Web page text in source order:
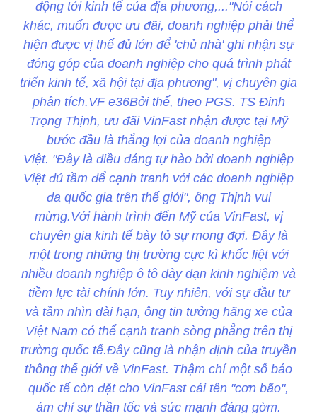
động tới kinh tế của địa phương,..."Nói cách
khác, muốn được ưu đãi, doanh nghiệp phải thể
hiện được vị thế đủ lớn để 'chủ nhà' ghi nhận sự
đóng góp của doanh nghiệp cho quá trình phát
triển kinh tế, xã hội tại địa phương", vị chuyên gia
phân tích.VF e36Bởi thế, theo PGS. TS Đinh
Trọng Thịnh, ưu đãi VinFast nhận được tại Mỹ
bước đầu là thắng lợi của doanh nghiệp
Việt. "Đây là điều đáng tự hào bởi doanh nghiệp
Việt đủ tầm để cạnh tranh với các doanh nghiệp
đa quốc gia trên thế giới", ông Thịnh vui
mừng.Với hành trình đến Mỹ của VinFast, vị
chuyên gia kinh tế bày tỏ sự mong đợi. Đây là
một trong những thị trường cực kì khốc liệt với
nhiều doanh nghiệp ô tô dày dạn kinh nghiệm và
tiềm lực tài chính lớn. Tuy nhiên, với sự đầu tư
và tầm nhìn dài hạn, ông tin tưởng hãng xe của
Việt Nam có thể cạnh tranh sòng phẳng trên thị
trường quốc tế.Đây cũng là nhận định của truyền
thông thế giới về VinFast. Thậm chí một số báo
quốc tế còn đặt cho VinFast cái tên "cơn bão",
ám chỉ sự thần tốc và sức mạnh đáng gờm.